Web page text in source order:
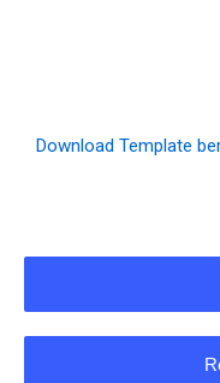
Download Template